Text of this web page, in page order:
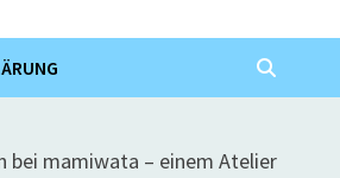
bei mamiwata – einem Atelier